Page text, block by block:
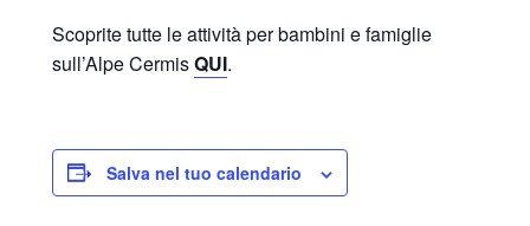
Scoprite tutte le attività per bambini e famiglie
sull’Alpe CermisQUI.
Salva nel tuo calendario